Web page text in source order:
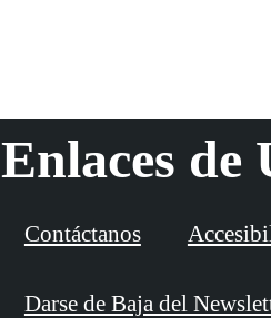
Enlaces de
Contáctanos
Darse de Baja del